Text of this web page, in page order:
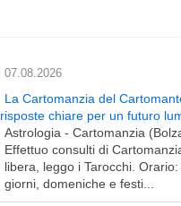
07.08.2026
La Cartomanzia del
risposte chiare per un futuro
Astrologia - Cartomanzia
Effettuo consulti di
libera, leggo i Tarocchi.
giorni, domeniche e festi...